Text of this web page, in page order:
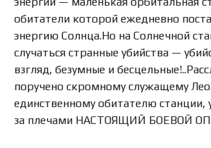
обитатели которой ежедневно
энергию Солнца.Но на Солнечной
случаться странные убийства —
взгляд, безумные и
поручено скромному служащему
единственному обитателю станции,
за плечами НАСТОЯЩИЙ БОЕВОЙ